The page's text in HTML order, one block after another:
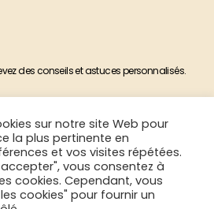
des conseils et astuces personnalisés.
Mentions légales
sur notre site Web pour
la plus pertinente en
et vos visites répétées.
vous consentez à
cookies. Cependant, vous
cookies" pour fournir un